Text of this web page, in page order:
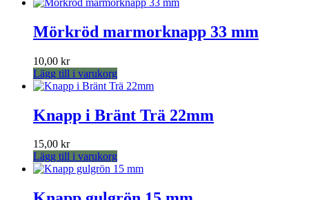
Mörkröd marmorknapp 33 mm
10,00 kr
Lägg till i varukorg
Knapp i Bränt Trä 22mm
15,00 kr
Lägg till i varukorg